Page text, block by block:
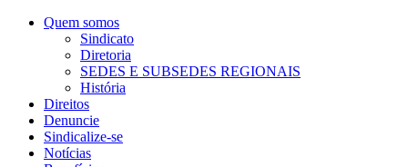
Quem somos
Sindicato
Diretoria
SEDES E SUBSEDES REGIONAIS
História
Direitos
Denuncie
Sindicalize-se
Notícias